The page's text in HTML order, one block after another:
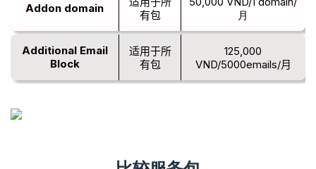
Addon domain
有包
月
Additional Email
Block
适用于所
有包
125,000
VND/5000emails/月